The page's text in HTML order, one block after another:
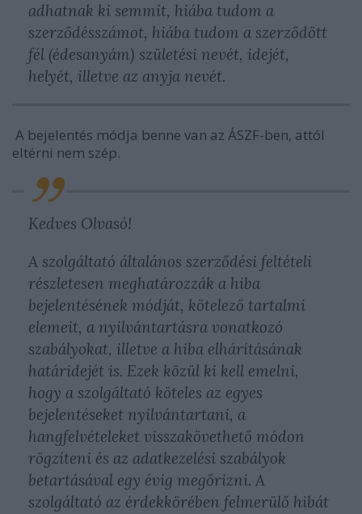
adhatnak ki semmit, hiába tudom a
szerződésszámot, hiába tudom a szerződött
fél (édesanyám) születési nevét, idejét,
helyét, illetve az anyja nevét.
A bejelentés módja benne van az ÁSZF-ben, attól
eltérni nem szép.
Kedves Olvasó!
A szolgáltató általános szerződési feltételi
részletesen meghatározzák a hiba
bejelentésének módját, kötelező tartalmi
elemeit, a nyilvántartásra vonatkozó
szabályokat, illetve a hiba elhárításának
határidejét is. Ezek közül ki kell emelni,
hogy a szolgáltató köteles az egyes
bejelentéseket nyilvántartani, a
hangfelvételeket visszakövethető módon
rögzíteni és az adatkezelési szabályok
betartásával egy évig megőrizni. A
szolgáltató az érdekkörében felmerülő hibát